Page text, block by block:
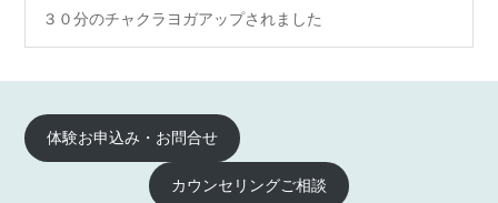
３０分のチャクラヨガアップされました
体験お申込み・お問合せ
カウンセリングご相談